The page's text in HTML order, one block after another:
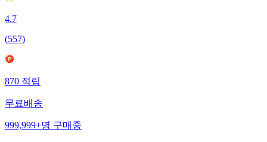
4.7
(557)
870 적립
무료배송
999,999+명 구매중